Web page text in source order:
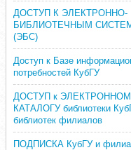
ДОСТУП К ЭЛЕКТРОННО-
БИБЛИОТЕЧНЫМ
(ЭБС)
Доступ к Базе
потребностей КубГУ
ДОСТУП к
КАТАЛОГУ библиотеки
библиотек филиалов
ПОДПИСКА КубГУ и